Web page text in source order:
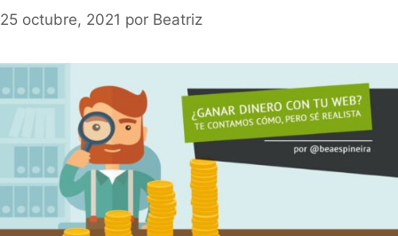
25 octubre, 2021 por Beatriz